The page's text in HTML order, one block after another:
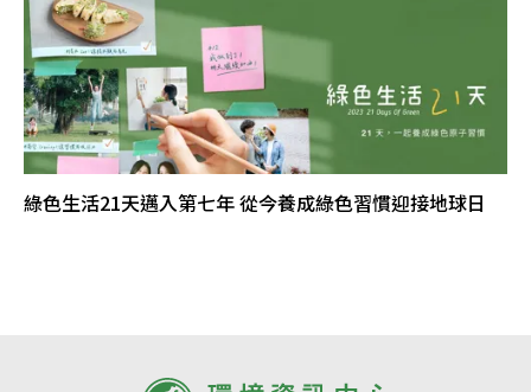
綠色生活21天邁入第七年 從今養成綠色習慣迎接地球日